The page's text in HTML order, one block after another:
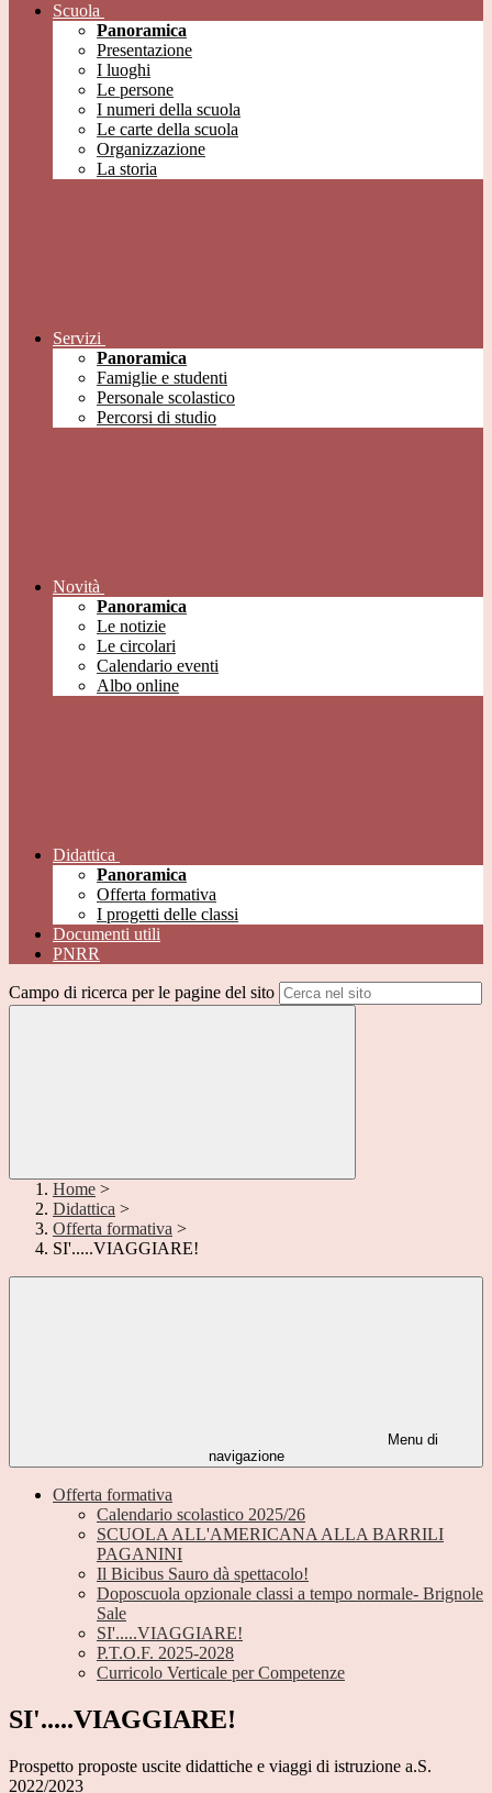
Scuola
Panoramica
Presentazione
I luoghi
Le persone
I numeri della scuola
Le carte della scuola
Organizzazione
La storia
Servizi
Panoramica
Famiglie e studenti
Personale scolastico
Percorsi di studio
Novità
Panoramica
Le notizie
Le circolari
Calendario eventi
Albo online
Didattica
Panoramica
Offerta formativa
I progetti delle classi
Documenti utili
PNRR
Campo di ricerca per le pagine del sito
Home >
Didattica >
Offerta formativa >
SI'.....VIAGGIARE!
Menu di
navigazione
Offerta formativa
Calendario scolastico 2025/26
SCUOLA ALL'AMERICANA ALLA BARRILI
PAGANINI
Il Bicibus Sauro dà spettacolo!
Doposcuola opzionale classi a tempo normale- Brignole
Sale
SI'.....VIAGGIARE!
P.T.O.F. 2025-2028
Curricolo Verticale per Competenze
SI'.....VIAGGIARE!
Prospetto proposte uscite didattiche e viaggi di istruzione a.S.
2022/2023